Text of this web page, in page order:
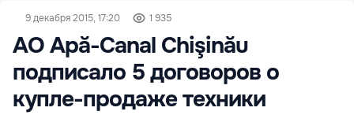
9 декабря 2015, 17:20 1 935
АО Apă-Canal Chişinău
подписало 5 договоров о
купле-продаже техники